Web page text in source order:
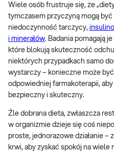
Wiele osób frustruje się, że „diety
tymczasem przyczyną mogą
niedoczynność tarczycy,
i minerałów. Badania pomagają
które blokują skuteczność
niektórych przypadkach samo
wystarczy – konieczne może
odpowiedniej farmakoterapii, aby
bezpieczny i skuteczny.
Źle dobrana dieta, zwłaszcza
w organizmie dzieje się coś
proste, jednorazowe działanie
krwi, aby zyskać spokój na wiele